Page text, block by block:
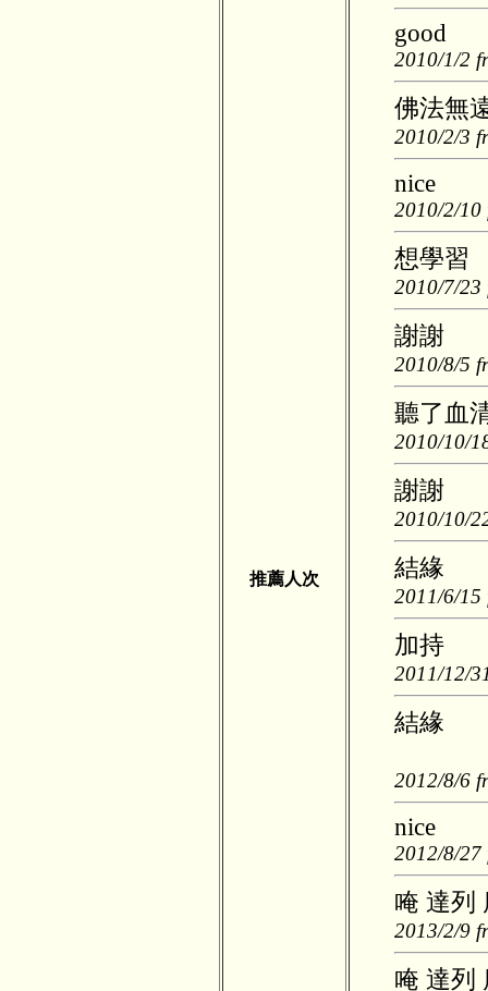
推薦人次
good
2010/1/2
佛法無
2010/2/3
nice
2010/2/10
想學習
2010/7/23
謝謝
2010/8/5
聽了血
2010/10/
謝謝
2010/10/
結緣
2011/6/15
加持
2011/12/
結緣
2012/8/6
nice
2012/8/27
唵 達列
2013/2/9
唵 達列